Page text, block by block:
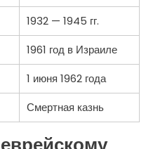
1932 — 1945 гг.
1961 год в Израиле
1 июня 1962 года
Смертная казнь